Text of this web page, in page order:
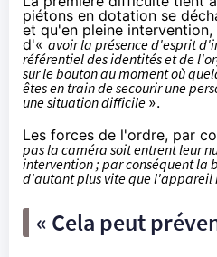
piétons en dotation se
et qu'en pleine
d'«avoir la présence d'esprit
référentiel des identités et de
sur le bouton au moment où
êtes en train de secourir une
une situation difficile ».
Les forces de l'ordre, par
pas la caméra soit entrent leur
intervention ; par conséquent la
d'autant plus vite que l'appareil
« Cela peut